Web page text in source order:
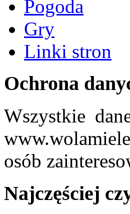
Pogoda
Gry
Linki stron
Ochrona
Wszystkie
osób
Najczęściej